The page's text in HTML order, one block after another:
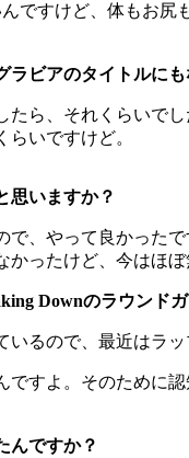
ですけど、体もお
ビアのタイトルに
ら、それくらいで
いですけど。
いますか？
、やって良かった
ったけど、今はほ
Downのラウンド
るので、最近はラ
すよ。そのために
んですか？